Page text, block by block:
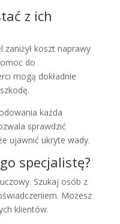
z ich
zaniżył koszt naprawy
do
mogą dokładnie
każda
sprawdzić
ujawnić ukryte wady.
specjalistę?
Szukaj osób z
Możesz
klientów.